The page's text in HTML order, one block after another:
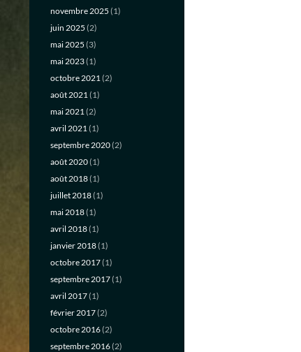
novembre 2025 (1)
juin 2025 (2)
mai 2025 (3)
mai 2023(1)
octobre 2021(2)
août 2021(1)
mai 2021(2)
avril 2021(1)
septembre 2020(2)
août 2020(1)
août 2018(1)
juillet 2018(1)
mai 2018(1)
avril 2018(1)
janvier 2018(1)
octobre 2017(1)
septembre 2017(1)
avril 2017(1)
février 2017(2)
octobre 2016(2)
septembre 2016(2)